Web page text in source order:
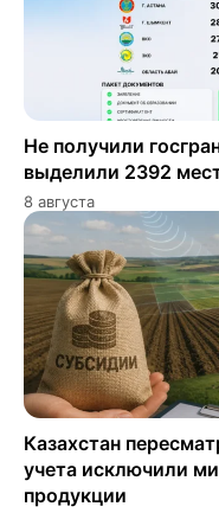
Не получили
выделили 2392
8 августа
Казахстан
учета исключили
продукции